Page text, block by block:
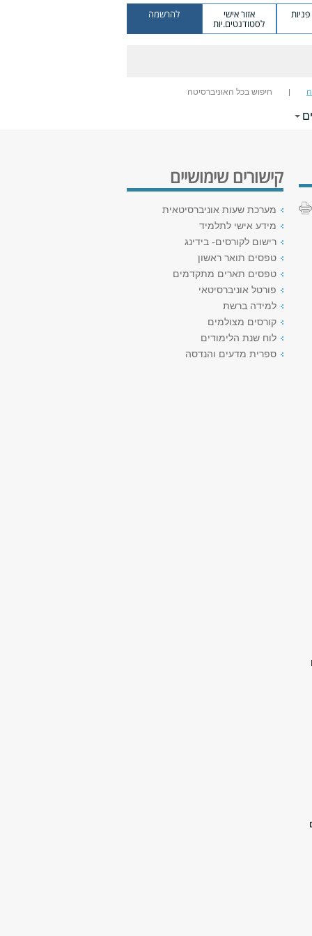
אזור אישי
לסטודנטים.יות
להרשמה
חיפוש בכל האוניברסיטה
קישורים שימושיים
מערכת שעות אוניברסיטאית
מידע אישי לתלמיד
רישום לקורסים- בידינג
טפסים תואר ראשון
טפסים תארים מתקדמים
פורטל אוניברסיטאי
למידה ברשת
קורסים מצולמים
לוח שנת הלימודים
ספרית מדעים והנדסה